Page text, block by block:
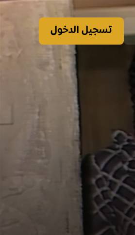
تسجيل الدخول